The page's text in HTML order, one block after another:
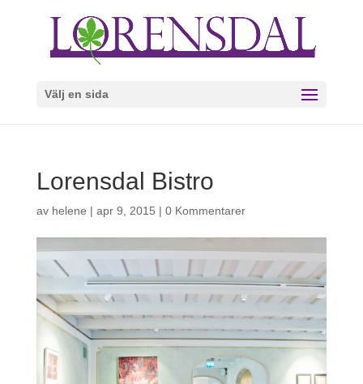
Välj en sida
Lorensdal Bistro
av helene | apr 9, 2015 | 0 Kommentarer